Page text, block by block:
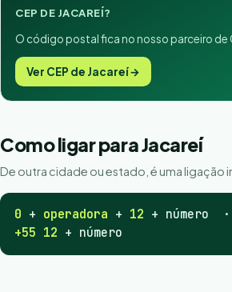
CEP DE JACAREÍ?
O código postal fica no nosso parceiro de
Ver CEP de Jacareí →
Como ligar para Jacareí
De outra cidade ou estado, é uma ligação
0 + operadora + 12 + número
+55 12 + número